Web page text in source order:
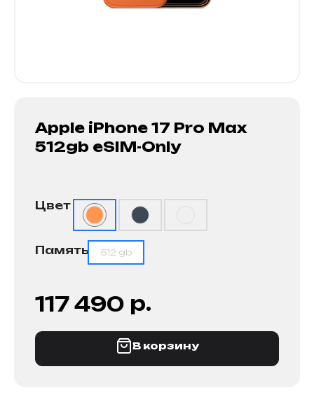
Apple iPhone 17 Pro Max
512gb eSIM-Only
117 490 р.
Цвет
Память 512 gb
В корзину